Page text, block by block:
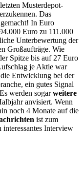
Musterdepot-
Das
In Euro
Euro zu 111.000
Unterbewertung der
Großaufträge. Wie
Spitze bis auf 27 Euro
je Aktie war
Entwicklung bei der
ein gutes Signal
werden sogarweitere
anvisiert. Wenn
noch 4 Monate auf die
ist zum
Interview